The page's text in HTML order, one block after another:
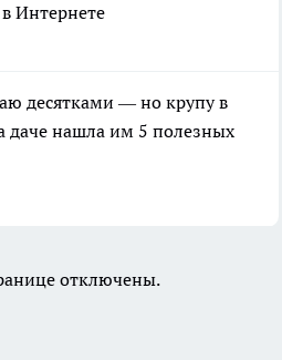
Интернете
десятками — но крупу в
даче нашла им 5 полезных
отключены.